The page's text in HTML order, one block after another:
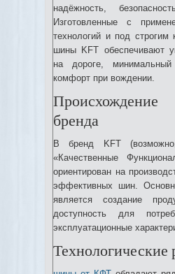
надёжность,
Изготовленные с
технологий и под строгим
шины KFT обеспечивают
на дороге,
комфорт при вождении.
бренда
B бренд KFT
«Качественные
ориентирован на
эффективных шин.
является создание
доступность для
эксплуатационные
Технологические